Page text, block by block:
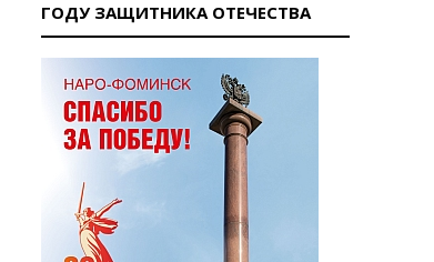
ГОДУ ЗАЩИТНИКА ОТЕЧЕСТВА